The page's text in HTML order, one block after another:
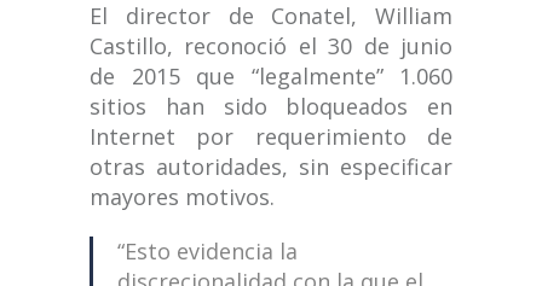
El director de Conatel, William
Castillo, reconoció el 30 de junio
de 2015 que “legalmente” 1.060
sitios han sido bloqueados en
Internet por requerimiento de
otras autoridades, sin especificar
mayores motivos.
“Esto evidencia la